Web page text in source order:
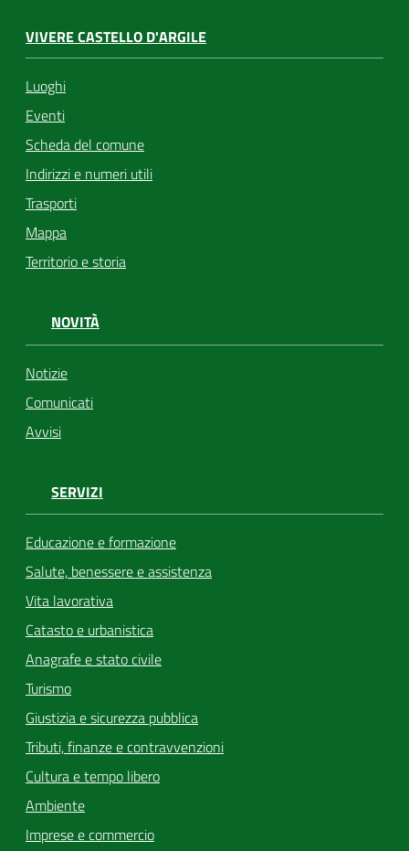
VIVERE CASTELLO D'ARGILE
Luoghi
Eventi
Scheda del comune
Indirizzi e numeri utili
Trasporti
Mappa
Territorio e storia
NOVITÀ
Notizie
Comunicati
Avvisi
SERVIZI
Educazione e formazione
Salute, benessere e assistenza
Vita lavorativa
Catasto e urbanistica
Anagrafe e stato civile
Turismo
Giustizia e sicurezza pubblica
Tributi, finanze e contravvenzioni
Cultura e tempo libero
Ambiente
Imprese e commercio